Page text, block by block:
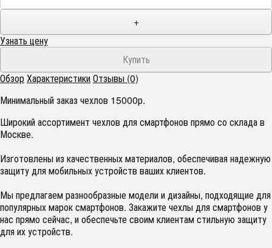
+
Узнать цену
ОбзорХарактеристикиОтзывы (0)
Минимальный заказ чехлов 15000р.
Широкий ассортимент чехлов для смартфонов прямо со склада в
Москве.
Изготовлены из качественных материалов, обеспечивая надежную
защиту для мобильных устройств ваших клиентов.
Мы предлагаем разнообразные модели и дизайны, подходящие для
популярных марок смартфонов. Закажите чехлы для смартфонов у
нас прямо сейчас, и обеспечьте своим клиентам стильную защиту
для их устройств.